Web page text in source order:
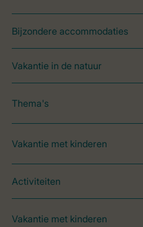
Bijzondere accommodaties
Vakantie in de natuur
Thema's
Vakantie met kinderen
Activiteiten
Vakantie met kinderen